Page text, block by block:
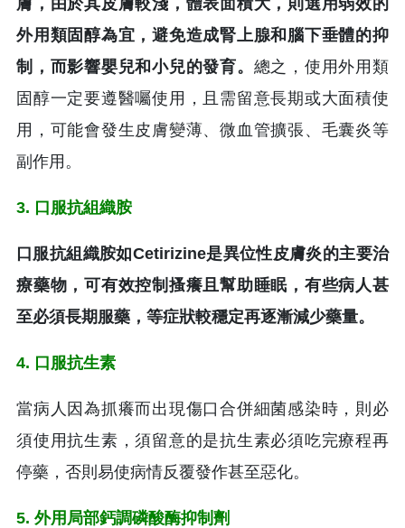
外用類固醇為宜，避免造成腎上腺和腦下垂體的抑
制，而影響嬰兒和小兒的發育。 總之，使用外用類
固醇一定要遵醫囑使用，且需留意長期或大面積使
用，可能會發生皮膚變薄、微血管擴張、毛囊炎等
副作用。
3. 口服抗組織胺
口服抗組織胺如Cetirizine是異位性皮膚炎的主要治
療藥物，可有效控制搔癢且幫助睡眠，有些病人甚
至必須長期服藥，等症狀較穩定再逐漸減少藥量。
4. 口服抗生素
當病人因為抓癢而出現傷口合併細菌感染時，則必
須使用抗生素，須留意的是抗生素必須吃完療程再
停藥，否則易使病情反覆發作甚至惡化。
5. 外用局部鈣調磷酸酶抑制劑